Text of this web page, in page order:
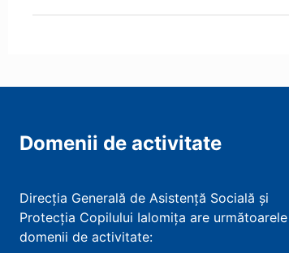
Domenii de activitate
Direcția Generală de Asistență Socială și
Protecția Copilului Ialomița are următoarele
domenii de activitate: